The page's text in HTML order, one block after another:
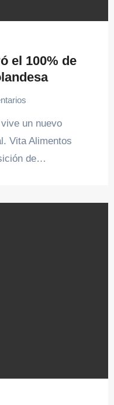
el 100% de
un nuevo
Vita Alimentos
de…